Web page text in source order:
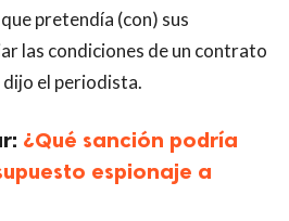
pretendía (con) sus
las condiciones de un contrato
dijo el periodista.
¿Qué sanción podría
espionaje a